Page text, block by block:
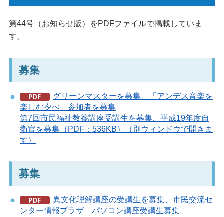
第44号（お知らせ版）をPDFファイルで掲載していま
す。
募集
グリーンマスターを募集、「アンデス音楽を
楽しむ夕べ」参加者を募集
第7回市民福祉教養講座受講生を募集、平成19年度自
衛官を募集（PDF：536KB）（別ウィンドウで開きま
す）
募集
異文化理解講座の受講生を募集、市民交流セ
ンター情報プラザ パソコン講座受講生募集